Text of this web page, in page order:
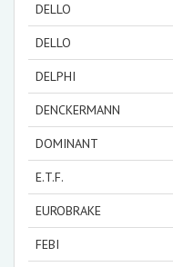
DELLO
DELLO
DELPHI
DENCKERMANN
DOMINANT
E.T.F.
EUROBRAKE
FEBI